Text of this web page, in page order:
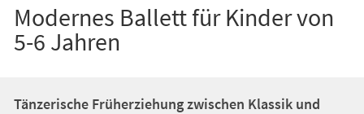
Modernes Ballett für Kinder von
5-6 Jahren
Tänzerische Früherziehung zwischen Klassik und